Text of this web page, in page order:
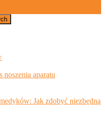
noszenia aparatu
Jak zdobyć niezbędną